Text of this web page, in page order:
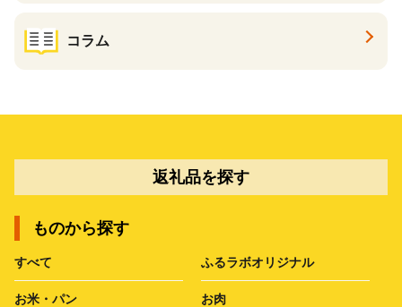
コラム
返礼品を探す
ものから探す
すべて ふるラボオリジナル
お米・パン お肉